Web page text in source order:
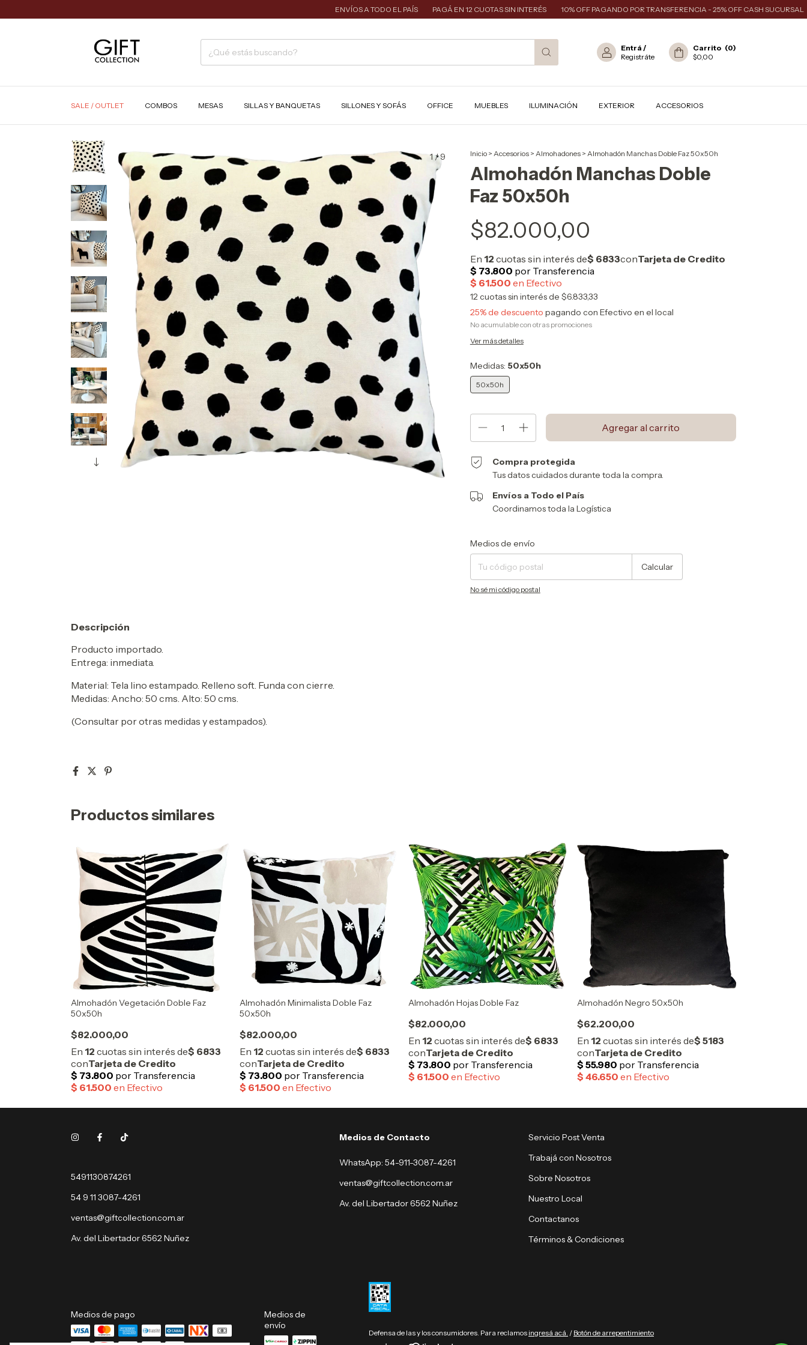
ENVÍOS A TODO EL PAÍS PAGÁ EN 12 CUOTAS SIN INTERÉS 10% OFF PAGANDO POR TRANSFERENCIA - 25% OFF CASH SUCURSAL
Entrá /
Registráte
Carrito (0)
$0,00
SALE / OUTLET COMBOS MESAS SILLAS Y BANQUETAS SILLONES Y SOFÁS OFFICE MUEBLES ILUMINACIÓN EXTERIOR ACCESORIOS
1/9 Inicio > Accesorios > Almohadones > Almohadón Manchas Doble Faz 50x50h
Almohadón Manchas Doble
Faz 50x50h
$82.000,00
12cuotas sin interés de $6.833,33
25% de descuento pagando con Efectivo en el local
No acumulable con otras promociones
Ver más detalles
Medidas: 50x50h
50x50h
Compra protegida
Tus datos cuidados durante toda la compra.
Envíos a Todo el País
Coordinamos toda la Logística
Entregas para el CP:
Medios de envío
Calcular
No sé mi código postal
Descripción
Producto importado.
Entrega: inmediata.
Material: Tela lino estampado. Relleno soft. Funda con cierre.
Medidas: Ancho: 50 cms. Alto: 50 cms.
(Consultar por otras medidas y estampados).
Productos similares
Almohadón Vegetación Doble Faz
50x50h
$82.000,00
Almohadón Minimalista Doble Faz
50x50h
$82.000,00
Almohadón Hojas Doble Faz
$82.000,00
Almohadón Negro 50x50h
$62.200,00
5491130874261
54 9 11 3087-4261
ventas@giftcollection.com.ar
Av. del Libertador 6562 Nuñez
Medios de Contacto
WhatsApp: 54-911-3087-4261
ventas@giftcollection.com.ar
Av. del Libertador 6562 Nuñez
Servicio Post Venta
Trabajá con Nosotros
Sobre Nosotros
Nuestro Local
Contactanos
Términos & Condiciones
Medios de pago
Medios de
envío
Defensa de las y los consumidores. Para reclamos ingresá acá. / Botón de arrepentimiento